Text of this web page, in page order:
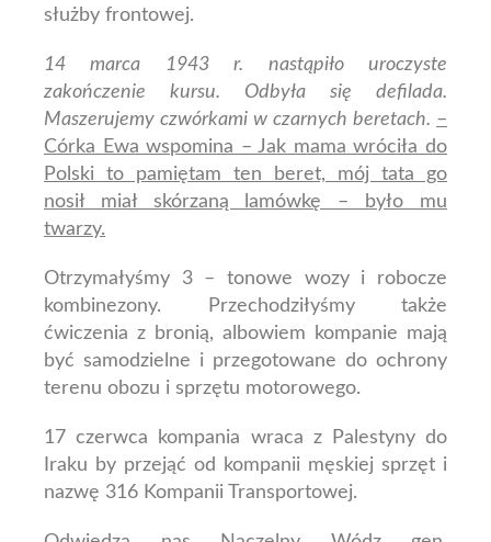
służby frontowej.
14 marca 1943 r. nastąpiło uroczyste
zakończenie kursu. Odbyła się defilada.
Maszerujemy czwórkami w czarnych beretach. –
Córka Ewa wspomina – Jak mama wróciła do
Polski to pamiętam ten beret, mój tata go
nosił miał skórzaną lamówkę – było mu
twarzy.
Otrzymałyśmy 3 – tonowe wozy i robocze
kombinezony. Przechodziłyśmy także
ćwiczenia z bronią, albowiem kompanie mają
być samodzielne i przegotowane do ochrony
terenu obozu i sprzętu motorowego.
17 czerwca kompania wraca z Palestyny do
Iraku by przejąć od kompanii męskiej sprzęt i
nazwę 316 Kompanii Transportowej.